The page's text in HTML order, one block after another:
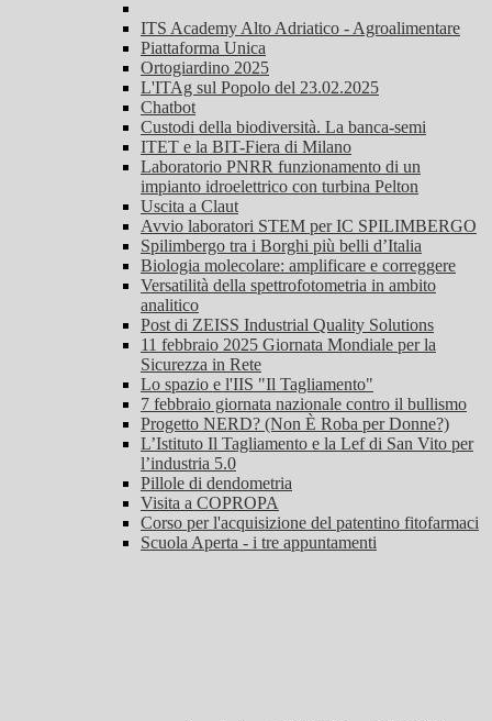
ITS Academy Alto Adriatico - Agroalimentare
Piattaforma Unica
Ortogiardino 2025
L'ITAg sul Popolo del 23.02.2025
Chatbot
Custodi della biodiversità. La banca-semi
ITET e la BIT-Fiera di Milano
Laboratorio PNRR funzionamento di un
impianto idroelettrico con turbina Pelton
Uscita a Claut
Avvio laboratori STEM per IC SPILIMBERGO
Spilimbergo tra i Borghi più belli d’Italia
Biologia molecolare: amplificare e correggere
Versatilità della spettrofotometria in ambito
analitico
Post di ZEISS Industrial Quality Solutions
11 febbraio 2025 Giornata Mondiale per la
Sicurezza in Rete
Lo spazio e l'IIS "Il Tagliamento"
7 febbraio giornata nazionale contro il bullismo
Progetto NERD? (Non È Roba per Donne?)
L’Istituto Il Tagliamento e la Lef di San Vito per
l’industria 5.0
Pillole di dendometria
Visita a COPROPA
Corso per l'acquisizione del patentino fitofarmaci
Scuola Aperta - i tre appuntamenti